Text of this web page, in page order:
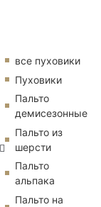
все пуховики
Пуховики
Пальто
демисезонные
Пальто из
шерсти
Пальто
альпака
Пальто на